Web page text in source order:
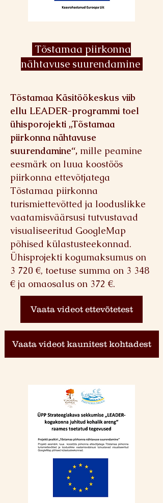
Tõstamaa piirkonna
nähtavuse suurendamine
Tõstamaa Käsitöökeskus viib
ellu LEADER-programmi toel
ühisporojekti „Tõstamaa
piirkonna nähtavuse
suurendamine“, mille peamine
eesmärk on luua koostöös
piirkonna ettevõtjatega
Tõstamaa piirkonna
turismiettevõtted ja looduslikke
vaatamisväärsusi tutvustavad
visualiseeritud GoogleMap
põhised külastusteekonnad.
Ühisprojekti kogumaksumus on
3 720 €, toetuse summa on 3 348
€ ja omaosalus on 372 €.
Vaata videot ettevõtetest
Vaata videot kaunitest kohtadest